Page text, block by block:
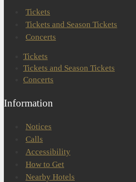
Tickets
Tickets and Season Tickets
Concerts
Tickets
Tickets and Season Tickets
Concerts
Information
Notices
Calls
Accessibility
How to Get
Nearby Hotels